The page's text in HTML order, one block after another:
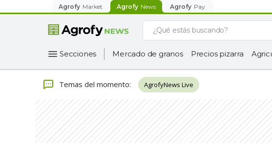
Agrofy Market Agrofy News Agrofy Pay
Secciones Mercado de granos Precios pizarra
Temas del momento: AgrofyNews Live